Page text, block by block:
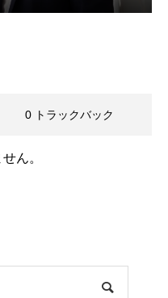
0 トラックバック
ん。